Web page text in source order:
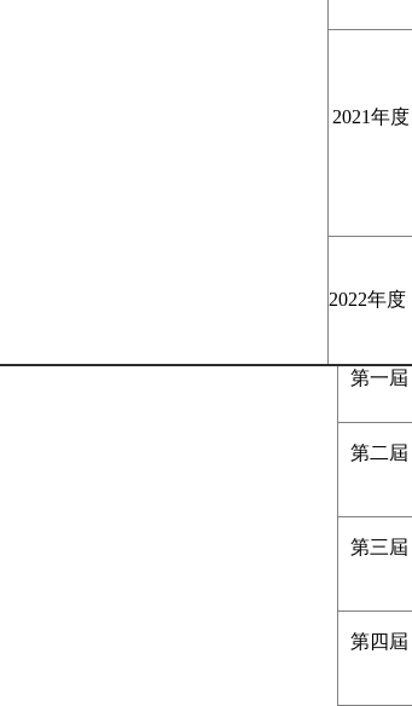
2021年度
2022年度
第一屆
第二屆
第三屆
第四屆